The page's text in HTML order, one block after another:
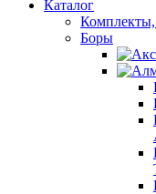
Каталог
Боры